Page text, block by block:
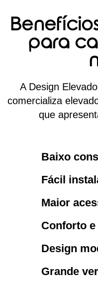
para
A Design
comercializa
que
Baixo
Fácil
Maior
Conforto
Design
Grande